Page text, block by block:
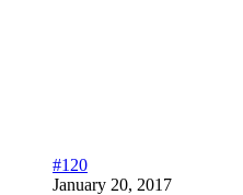
#120
January 20, 2017